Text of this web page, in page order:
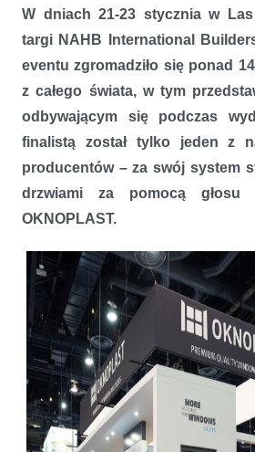
finalistą na targach budowlanych w USA
W dniach 21-23 stycznia w
targi NAHB International
eventu zgromadziło się ponad
z całego świata, w tym
odbywającym się podczas
finalistą został tylko jeden z
producentów – za swój system
drzwiami za pomocą głosu
OKNOPLAST.